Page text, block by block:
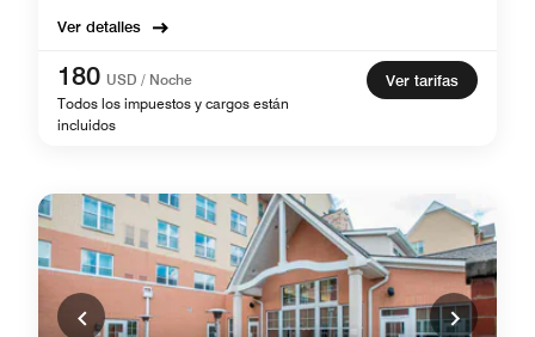
Ver detalles
180 USD / Noche
Todos los impuestos y cargos están
incluidos
Ver tarifas